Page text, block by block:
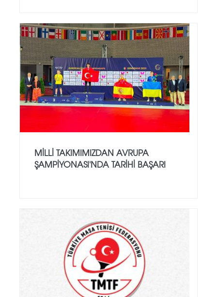
MILLI TAKIMIMIZDAN AVRUPA
ŞAMPIYONASI'NDA TARIHI BAŞARI